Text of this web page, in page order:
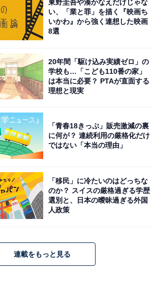
にWeb会議をしていても音がマイク
非常に満足しています。
れたサイドホイールやボタンをアプ
カスタマイズできるので、動画編集
東野圭吾や湊かなえだけじゃな
い、「業と罪」を描く『映画ち
いかわ』から強く連想した映画
8選
20年間「駆け込み実績ゼロ」の
学校も…「こども110番の家」
は本当に必要？ PTAが直面する
理想と現実
「青春18きっぷ」販売激減の裏
に何が？ 連続利用の厳格化だけ
ではない「本当の理由」
「移民」に冷たいのはどっちな
のか？ スイスの厳格過ぎる学歴
選別と、日本の曖昧過ぎる外国
人政策
連載をもっと見る